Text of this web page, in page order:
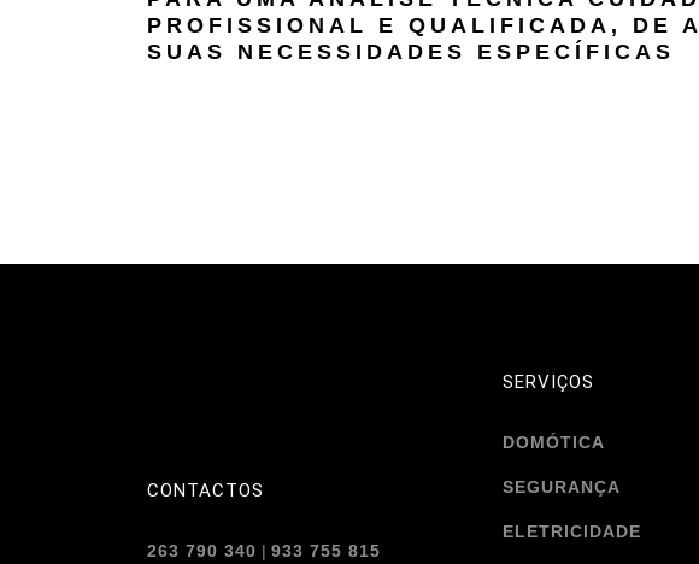
PROFISSIONAL E QUALIFICADA, DE
SUAS NECESSIDADES ESPECÍFICAS
CONTACTOS
263 790 340 | 933 755 815
SERVIÇOS
DOMÓTICA
SEGURANÇA
ELETRICIDADE